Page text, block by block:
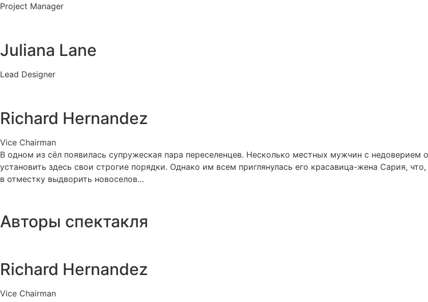
Project Manager
Juliana Lane
Lead Designer
Richard Hernandez
Vice Chairman
В одном из сёл появилась супружеская пара переселенцев. Несколько местных мужчин с недоверием
установить здесь свои строгие порядки. Однако им всем приглянулась его красавица-жена Сария,
в отместку выдворить новоселов…
Авторы спектакля
Richard Hernandez
Vice Chairman